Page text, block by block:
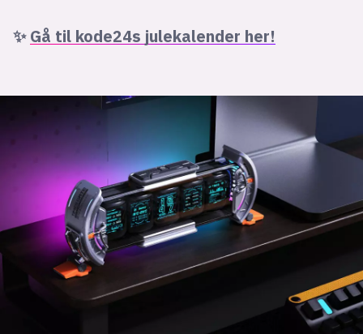
✨ Gå til kode24s julekalender her!